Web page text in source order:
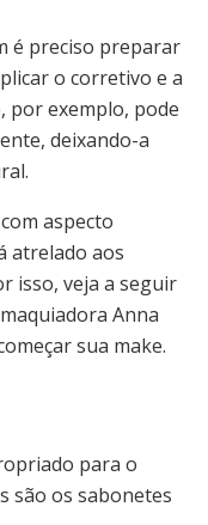
é preciso preparar
o corretivo e a
por exemplo, pode
deixando-a
aspecto
atrelado aos
isso, veja a seguir
Anna
sua make.
para o
são os sabonetes